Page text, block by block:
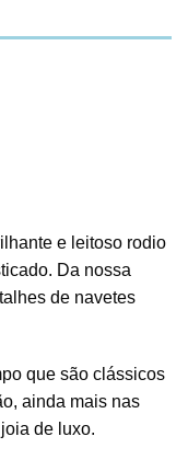
e leitoso rodio
Da nossa
de navetes
que são clássicos
ainda mais nas
de luxo.